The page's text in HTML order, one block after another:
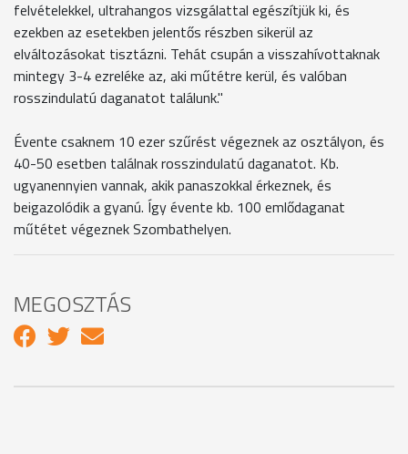
felvételekkel, ultrahangos vizsgálattal egészítjük ki, és
ezekben az esetekben jelentős részben sikerül az
elváltozásokat tisztázni. Tehát csupán a visszahívottaknak
mintegy 3-4 ezreléke az, aki műtétre kerül, és valóban
rosszindulatú daganatot találunk."
Évente csaknem 10 ezer szűrést végeznek az osztályon, és
40-50 esetben találnak rosszindulatú daganatot. Kb.
ugyanennyien vannak, akik panaszokkal érkeznek, és
beigazolódik a gyanú. Így évente kb. 100 emlődaganat
műtétet végeznek Szombathelyen.
MEGOSZTÁS